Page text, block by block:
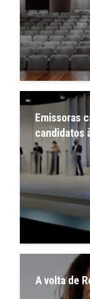
Emissoras
candidatos
A volta de